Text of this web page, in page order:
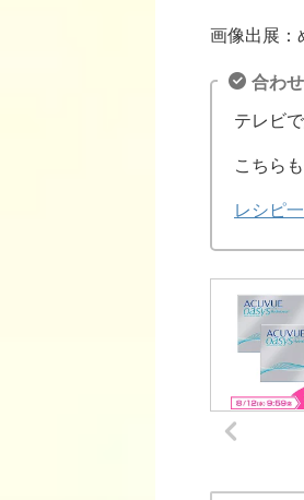
画像出展：
合わ
テレビ
こちら
レシピ